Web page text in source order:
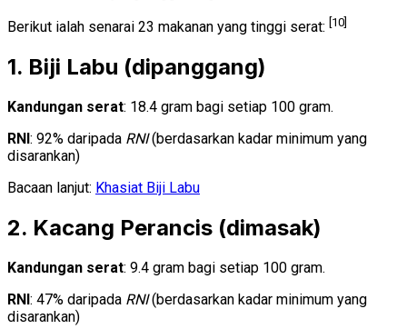
Berikut ialah senarai 23 makanan yang tinggi serat: [10]
1. Biji Labu (dipanggang)
Kandungan serat: 18.4 gram bagi setiap 100 gram.
RNI: 92% daripada RNI(berdasarkan kadar minimum yang
disarankan)
Bacaan lanjut: Khasiat Biji Labu
2. Kacang Perancis (dimasak)
Kandungan serat: 9.4 gram bagi setiap 100 gram.
RNI: 47% daripada RNI(berdasarkan kadar minimum yang
disarankan)